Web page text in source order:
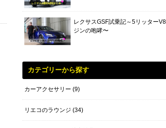
レクサスGSF試乗記～5リッター
ジンの咆哮〜
カテゴリーから探す
カーアクセサリー (9)
リエコのラウンジ (34)